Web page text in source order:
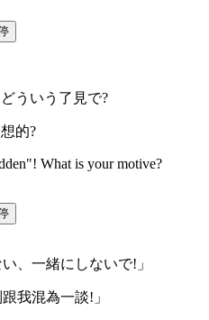
ういう了見で?
的?
What is your motive?
、一緒にしないで!」
我混為一談!」